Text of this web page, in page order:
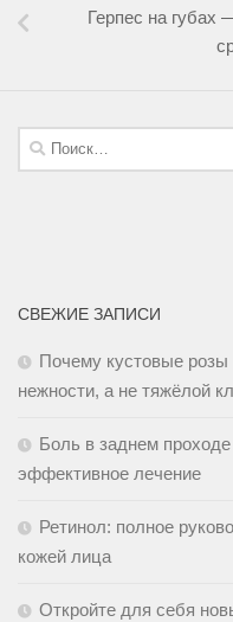
Герпес на
СВЕЖИЕ ЗАПИСИ
Почему кустовые розы
нежности, а не тяжёлой
Боль в заднем
эффективное лечение
Ретинол: полное
кожей лица
Откройте для себя